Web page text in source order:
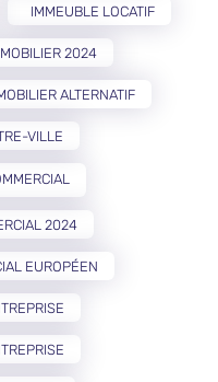
IMMEUBLE LOCATIF
2024
ALTERNATIF
VILLE
2024
EUROPÉEN